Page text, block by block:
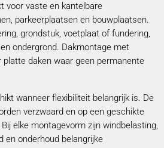
voor vaste en kantelbare
parkeerplaatsen en bouwplaatsen.
grondstuk, voetplaat of fundering,
ondergrond. Dakmontage met
daken waar geen permanente
wanneer flexibiliteit belangrijk is. De
verzwaard en op een geschikte
elke montagevorm zijn windbelasting,
en onderhoud belangrijke